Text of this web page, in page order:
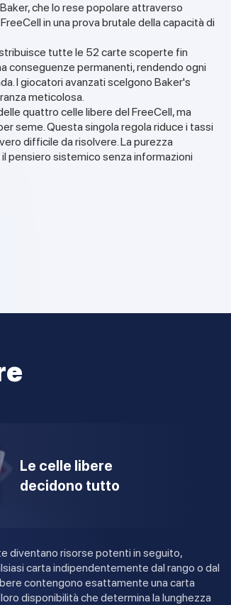
che lo rese popolare attraverso
in una prova brutale della capacità di
tutte le 52 carte scoperte fin
conseguenze permanenti, rendendo ogni
I giocatori avanzati scelgono Baker's
meticolosa.
quattro celle libere del FreeCell, ma
seme. Questa singola regola riduce i tassi
difficile da risolvere. La purezza
pensiero sistemico senza informazioni
Le celle libere
decidono tutto
diventano risorse potenti in seguito,
carta indipendentemente dal rango o dal
contengono esattamente una carta
disponibilità che determina la lunghezza